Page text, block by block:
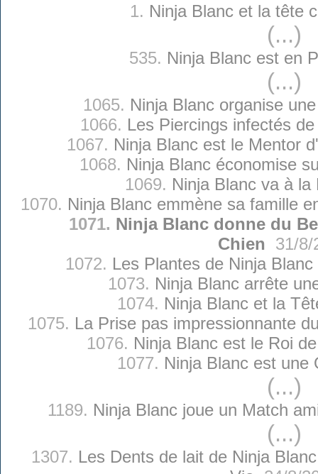
1. Ninja Blanc et la tête
(...)
535. Ninja Blanc est en
(...)
1065. Ninja Blanc organise
1066. Les Piercings infectés
1067. Ninja Blanc est le Mentor
1068. Ninja Blanc économise
1069. Ninja Blanc va à la
1070. Ninja Blanc emmène sa famille
1071. Ninja Blanc donne du
Chien
31/8/
1072. Les Plantes de Ninja
1073. Ninja Blanc arrête
1074. Ninja Blanc et la
1075. La Prise pas impressionnante
1076. Ninja Blanc est le Roi
1077. Ninja Blanc est une
(...)
1189. Ninja Blanc joue un Match
(...)
1307. Les Dents de lait de Ninja